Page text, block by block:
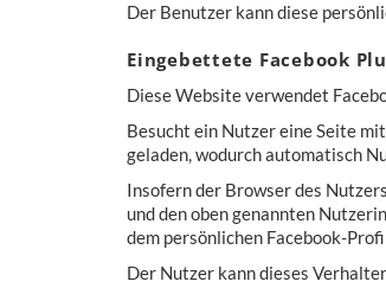
Der Benutzer kann diese
Eingebettete Facebook
Diese Website verwendet
Besucht ein Nutzer eine Seite
geladen, wodurch automatisch
Insofern der Browser des
und den oben genannten
dem persönlichen Facebook-
Der Nutzer kann dieses